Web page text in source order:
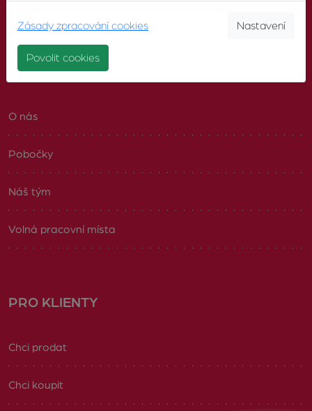
O AGENTUŘE
O nás
Pobočky
Náš tým
Volná pracovní místa
PRO KLIENTY
Chci prodat
Chci koupit
Zásady zpracování cookies Nastavení
Povolit cookies